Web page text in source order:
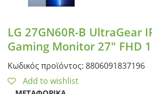
LG 27GN60R-B UltraGear
Gaming Monitor 27″ FHD
Κωδικός προϊόντος: 8806091837196
Add to wishlist